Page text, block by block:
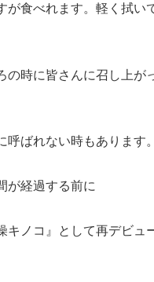
が食べれます。軽く拭い
の時に皆さんに召し上が
呼ばれない時もあります
が経過する前に
キノコ』として再デビュ